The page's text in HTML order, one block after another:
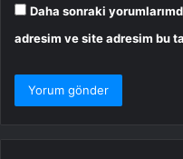
Daha sonraki
adresim ve site adresim bu